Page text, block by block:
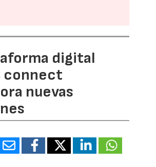
digital
connect
nuevas